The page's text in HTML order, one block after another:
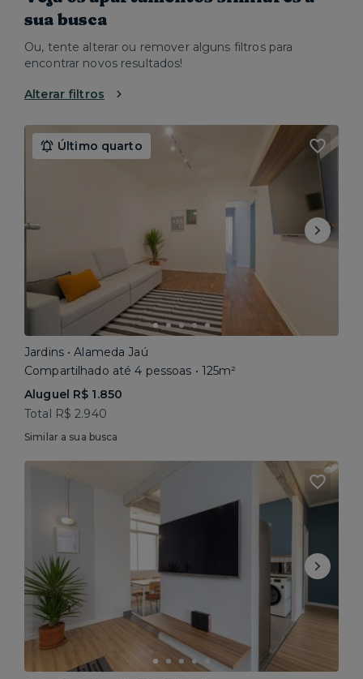
sua busca
Ou, tente alterar ou remover alguns filtros para
encontrar novos resultados!
Alterar filtros
Último quarto
Jardins • Alameda Jaú
Compartilhado até 4 pessoas • 125m²
Aluguel R$ 1.850
Total R$ 2.940
Similar a sua busca